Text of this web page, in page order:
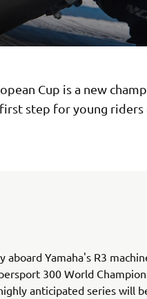
Cup is a new
step for young riders
aboard Yamaha's R3
300 World
anticipated series will